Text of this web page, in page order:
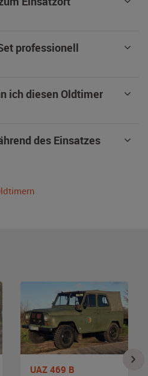
professionell
ich diesen Oldtimer
des Einsatzes
UAZ 469 B